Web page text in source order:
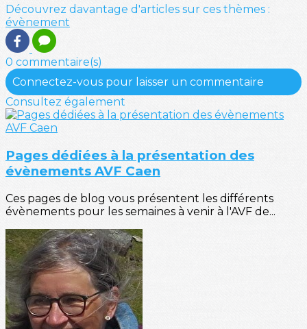
Découvrez davantage d'articles sur ces thèmes :
évènement
0 commentaire(s)
Connectez-vous pour laisser un commentaire
Consultez également
Pages dédiées à la présentation des
évènements AVF Caen
Ces pages de blog vous présentent les différents
évènements pour les semaines à venir à l'AVF de...